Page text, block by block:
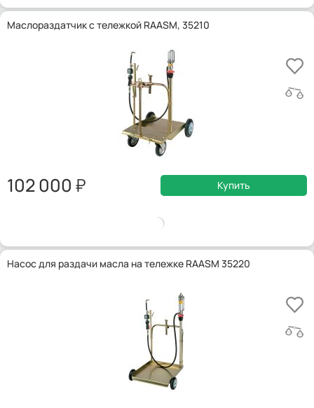
Маслораздатчик с тележкой RAASM, 35210
102 000 Купить
Насос для раздачи масла на тележке RAASM 35220